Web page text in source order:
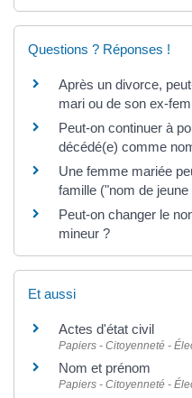
Questions ? Réponses !
Après un divorce,
mari ou de son ex-
Peut-on continuer à
décédé(e) comme
Une femme mariée
famille ("nom de jeune
Peut-on changer le
mineur ?
Et aussi
Actes d'état civil
Papiers - Citoyenneté -
Nom et prénom
Papiers - Citoyenneté -